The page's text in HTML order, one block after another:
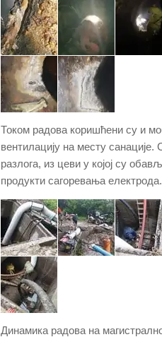
Током радова коришћени су и
вентилацију на месту
разлога, из цеви у којој су
продукти сагоревања електрода.
Динамика радова на